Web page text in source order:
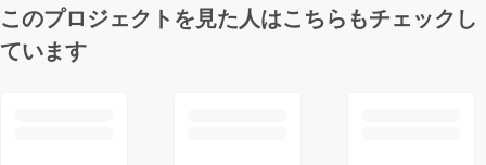
このプロジェクトを見た人はこちらもチェックし
ています